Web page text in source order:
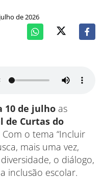
de 2026
10 de julho as
de Curtas do
Com o tema “Incluir
mais uma vez,
o diálogo,
inclusão escolar.